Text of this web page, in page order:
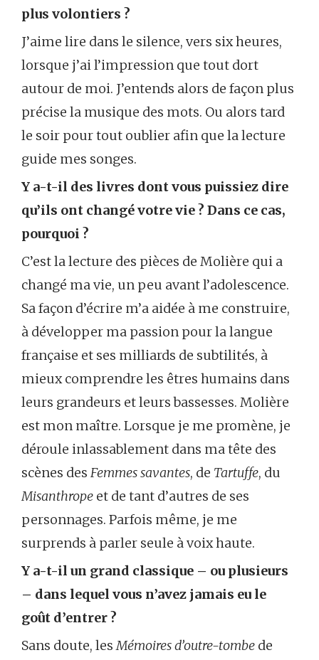
plus volontiers ?
J’aime lire dans le silence, vers six heures,
lorsque j’ai l’impression que tout dort
autour de moi. J’entends alors de façon plus
précise la musique des mots. Ou alors tard
le soir pour tout oublier afin que la lecture
guide mes songes.
Y a-t-il des livres dont vous puissiez dire
qu’ils ont changé votre vie ? Dans ce cas,
pourquoi ?
C’est la lecture des pièces de Molière qui a
changé ma vie, un peu avant l’adolescence.
Sa façon d’écrire m’a aidée à me construire,
à développer ma passion pour la langue
française et ses milliards de subtilités, à
mieux comprendre les êtres humains dans
leurs grandeurs et leurs bassesses. Molière
est mon maître. Lorsque je me promène, je
déroule inlassablement dans ma tête des
scènes des Femmes savantes, de Tartuffe, du
Misanthrope et de tant d’autres de ses
personnages. Parfois même, je me
surprends à parler seule à voix haute.
Y a-t-il un grand classique – ou plusieurs
– dans lequel vous n’avez jamais eu le
goût d’entrer ?
Sans doute, lesMémoires d’outre-tombe de